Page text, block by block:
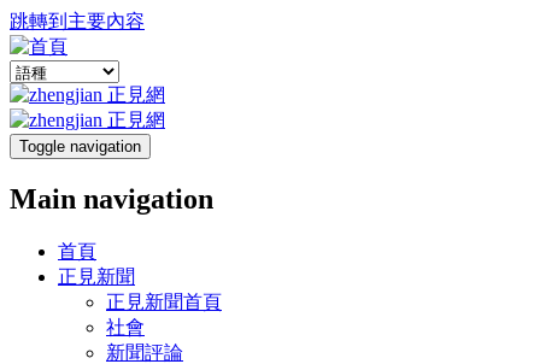
跳轉到主要內容
Toggle navigation
Main navigation
首頁
正見新聞
正見新聞首頁
社會
新聞評論